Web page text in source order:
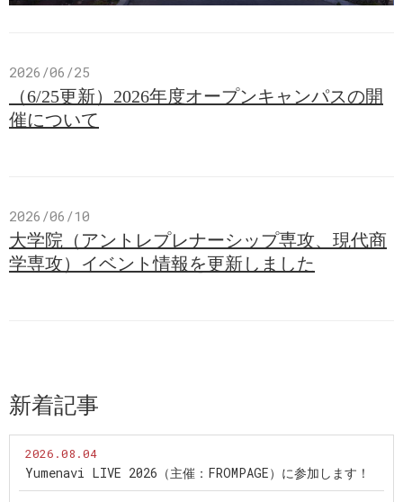
2026/06/25
（6/25更新）2026年度オープンキャンパスの開
催について
2026/06/10
大学院（アントレプレナーシップ専攻、現代商
学専攻）イベント情報を更新しました
新着記事
2026.08.04
Yumenavi LIVE 2026（主催：FROMPAGE）に参加します！